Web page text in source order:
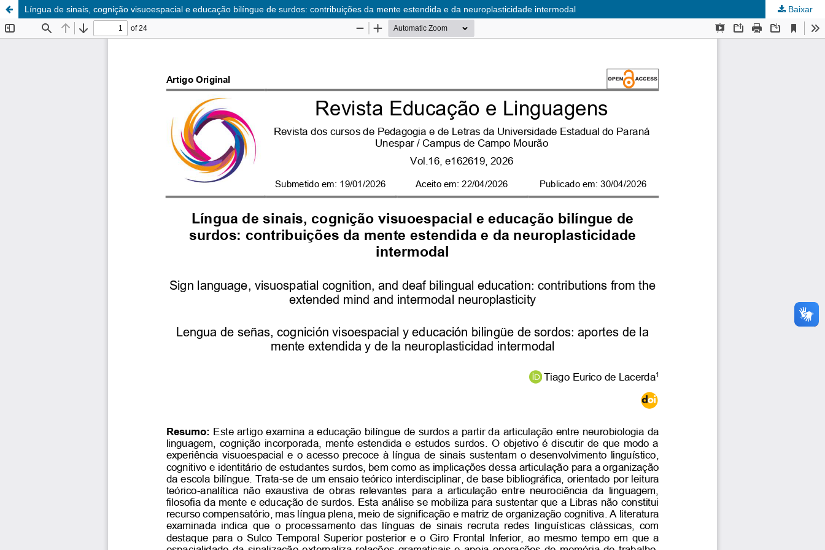
Língua de sinais, cognição visuoespacial e educação bilíngue de surdos: contribuições da mente estendida e da neuroplasticidade intermodal Baixar